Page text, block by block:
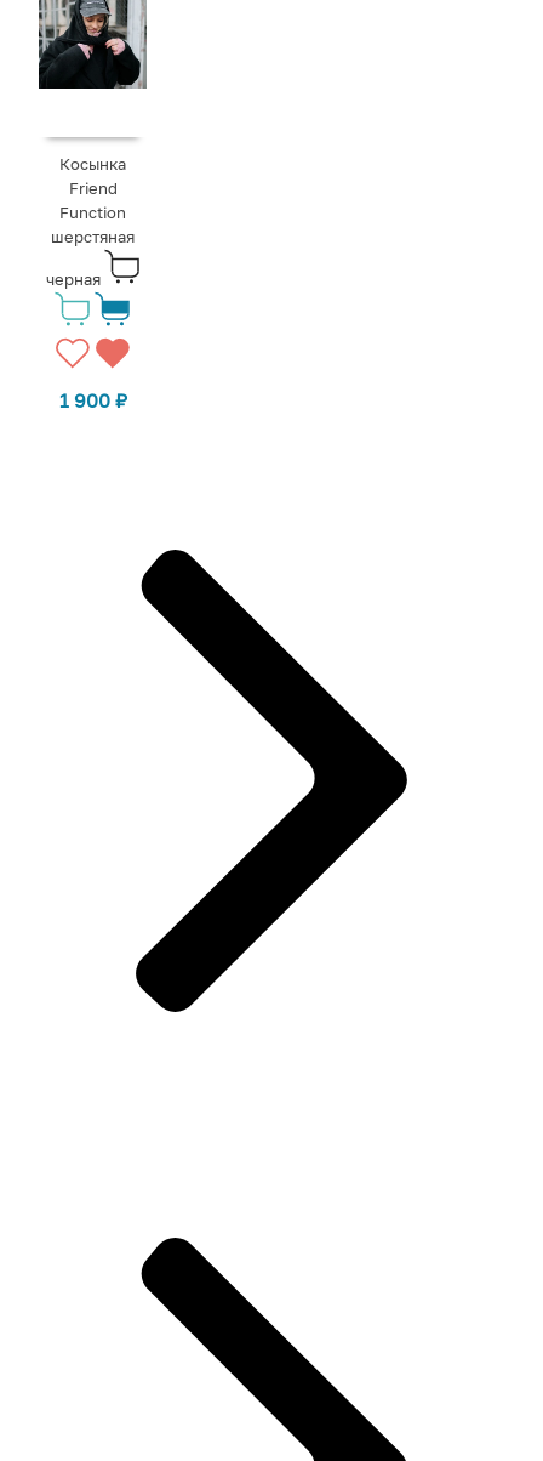
Косынка
Friend
Function
шерстяная
черная
1 900 ₽